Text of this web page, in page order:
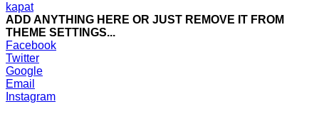
kapat
ADD ANYTHING HERE OR JUST REMOVE IT FROM
THEME SETTINGS...
Facebook
Twitter
Google
Email
Instagram